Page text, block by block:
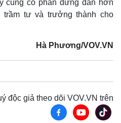
cũng có phần đứng đắn hơn
trầm tư và trưởng thành cho
Hà Phương/VOV.VN
độc giả theo dõi VOV.VN trên